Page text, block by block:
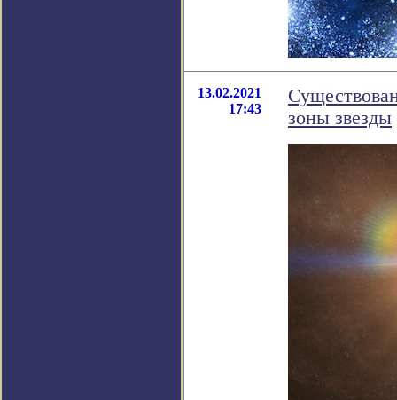
13.02.2021
17:43
зоны звезды